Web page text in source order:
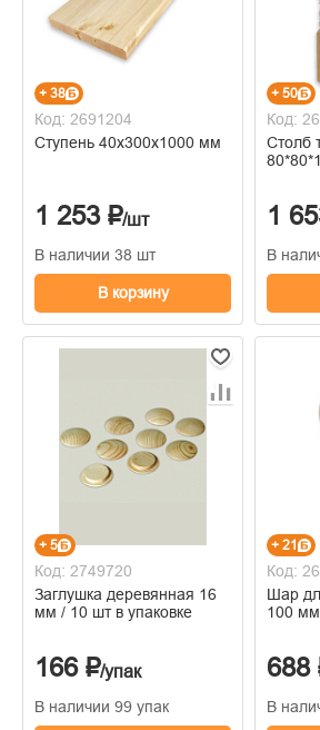
+ 38
Код: 2691204
Ступень 40х300х1000 мм
1 253 ₽/шт
В наличии 38 шт
В корзину
+ 50
Код:
Столб
1
В
+ 5
Код: 2749720
Заглушка деревянная 16
мм / 10 шт в упаковке
166 ₽/упак
В наличии 99 упак
+ 21
Код:
Шар
100 мм
688
В